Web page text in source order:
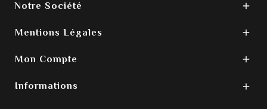
Notre Société 
Mentions Légales 
Mon Compte 
Informations 